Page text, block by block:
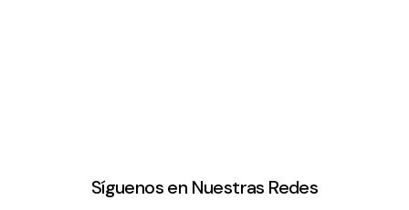
Síguenos en Nuestras Redes